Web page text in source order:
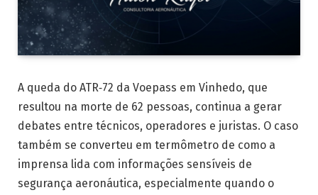
A queda do ATR‑72 da Voepass em Vinhedo, que
resultou na morte de 62 pessoas, continua a gerar
debates entre técnicos, operadores e juristas. O caso
também se converteu em termômetro de como a
imprensa lida com informações sensíveis de
segurança aeronáutica, especialmente quando o